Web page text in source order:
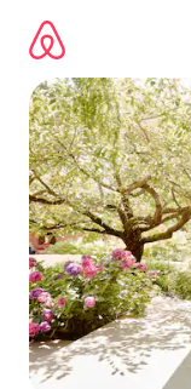
directement
contenu